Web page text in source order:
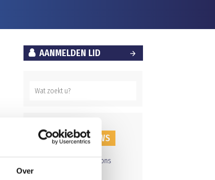
Over
AANMELDEN LID
RECENT NIEUWS
Groot onderhoud op ons